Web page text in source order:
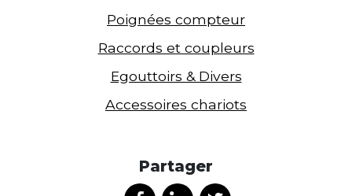
Poignées compteur
Raccords et coupleurs
Egouttoirs & Divers
Accessoires chariots
Partager